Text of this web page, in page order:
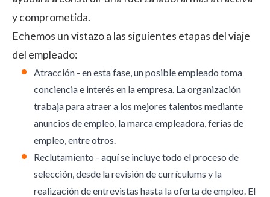
y comprometida.
Echemos un vistazo a las siguientes etapas del viaje
del empleado:
Atracción - en esta fase, un posible empleado toma
conciencia e interés en la empresa. La organización
trabaja para atraer a los mejores talentos mediante
anuncios de empleo, la marca empleadora, ferias de
empleo, entre otros.
Reclutamiento - aquí se incluye todo el proceso de
selección, desde la revisión de currículums y la
realización de entrevistas hasta la oferta de empleo. El